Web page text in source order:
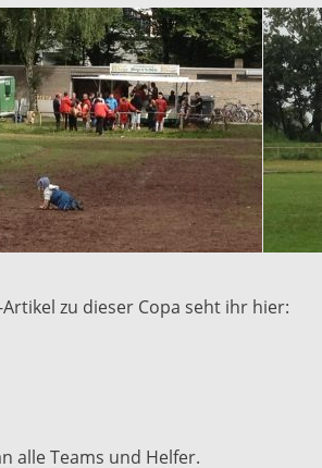
Artikel zu dieser Copa seht ihr hier:
alle Teams und Helfer.